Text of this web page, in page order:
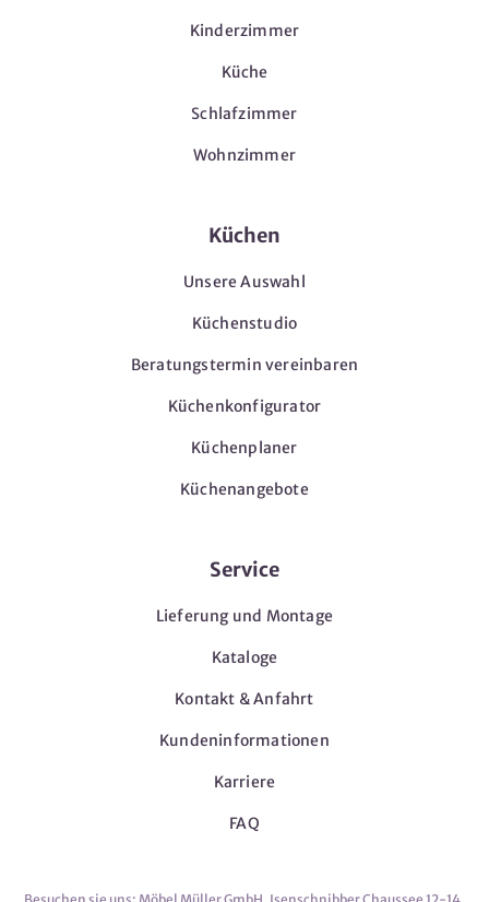
Kinderzimmer
Küche
Schlafzimmer
Wohnzimmer
Küchen
Unsere Auswahl
Küchenstudio
Beratungstermin vereinbaren
Küchenkonfigurator
Küchenplaner
Küchenangebote
Service
Lieferung und Montage
Kataloge
Kontakt & Anfahrt
Kundeninformationen
Karriere
FAQ
Besuchen sie uns: Möbel Müller GmbH, Isenschnibber Chaussee 12-14,